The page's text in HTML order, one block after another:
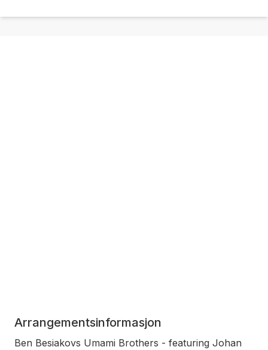
Arrangementsinformasjon
Ben Besiakovs Umami Brothers - featuring Johan